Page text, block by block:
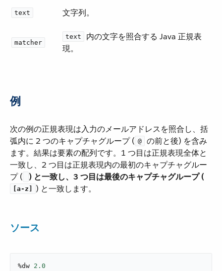
text 文字列。
matcher
text
​ 内の文字を照合する Java 正規表
現。
例
次の例の正規表現は入力のメールアドレスを照合し、括
弧内に 2 つのキャプチャグループ (​ @
​ の前と後) を含み
ます。結果は要素の配列です。1 つ目は正規表現全体と
一致し、2 つ目は正規表現内の最初のキャプチャグルー
プ (​
​) と一致し、3 つ目は最後のキャプチャグループ (​
[a-z] ​) と一致します。
ソース
%dw 2.0